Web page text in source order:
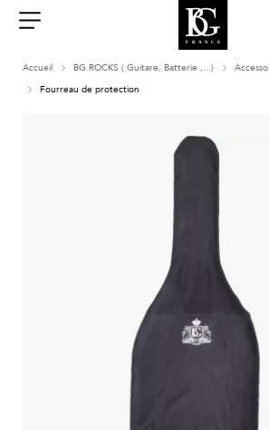
contenu
Accueil BG ROCKS ( Guitare, Batterie ,...)
Fourreau de protection